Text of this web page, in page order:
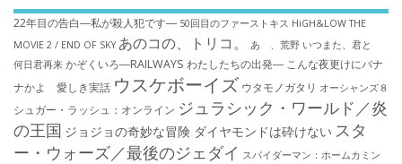
22年目の告白―私が殺人犯です― 50回目のファーストキス HiGH&LOW THE
MOVIE 2 / END OF SKY あのコの、トリコ。 あゝ、荒野 いつまた、君と
何日君再来 かぞくいろ―RAILWAYS わたしたちの出発― こんな夜更けにバナ
ナかよ 愛しき実話 ウスケボーイズ ウタモノガタリ オーシャンズ８
シュガー・ラッシュ：オ​ンライン ジュラシック・ワールド／炎
の王国 ジョジョの奇妙な冒険 ダイヤモンドは砕けない スタ
ー・ウォーズ／最後のジェダイ スパイダーマン：ホームカミン